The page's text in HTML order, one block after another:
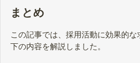
まとめ
この記事では、採用活動に効果的な
下の内容を解説しました。